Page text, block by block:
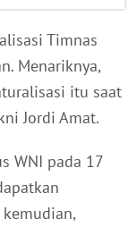
Timnas
Menariknya,
itu saat
Jordi Amat.
WNI pada 17